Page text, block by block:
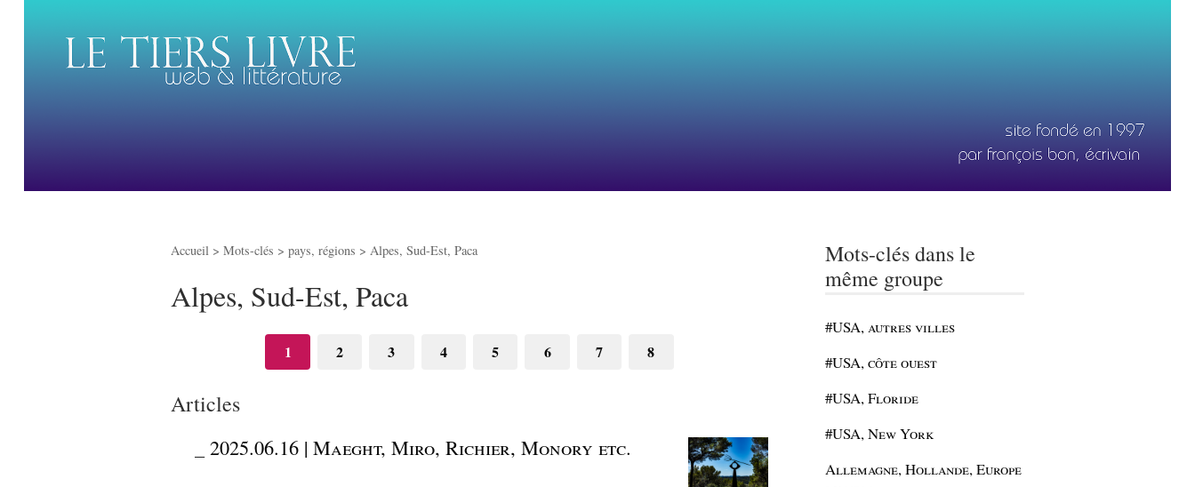
Accueil > Mots-clés > pays, régions > Alpes, Sud-Est, Paca
Alpes, Sud-Est, Paca
1 2 3 4 5 6 7 8
Articles
2025.06.16 | Maeght, Miro, Richier, Monory etc.
Mots-clés dans le
même groupe
#USA, autres villes
#USA, côte ouest
#USA, Floride
#USA, New York
Allemagne, Hollande, Europe